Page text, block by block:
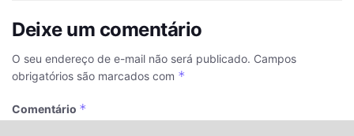
Deixe um comentário
O seu endereço de e-mail não será publicado. Campos
obrigatórios são marcados com *
Comentário *